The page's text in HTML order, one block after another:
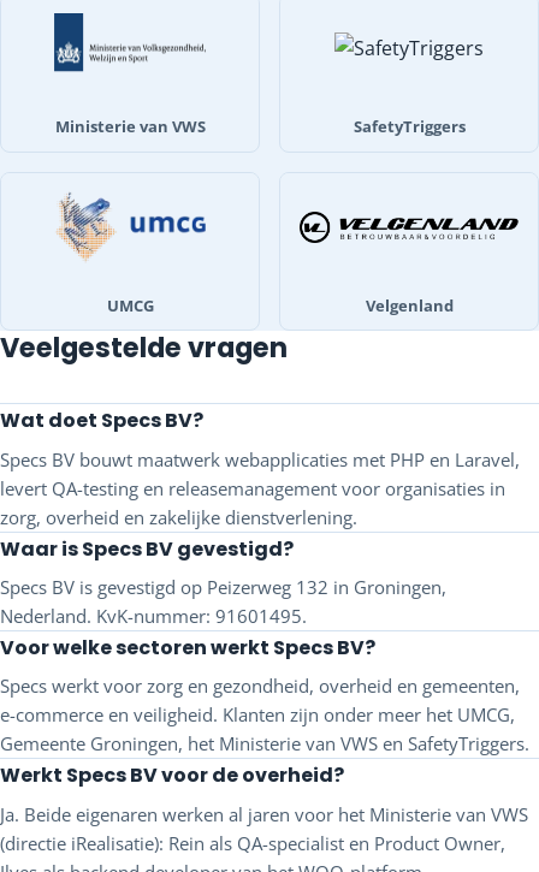
Ministerie van VWS SafetyTriggers
UMCG Velgenland
Veelgestelde vragen
Wat doet Specs BV?
Specs BV bouwt maatwerk webapplicaties met PHP en Laravel,
levert QA-testing en releasemanagement voor organisaties in
zorg, overheid en zakelijke dienstverlening.
Waar is Specs BV gevestigd?
Specs BV is gevestigd op Peizerweg 132 in Groningen,
Nederland. KvK-nummer: 91601495.
Voor welke sectoren werkt Specs BV?
Specs werkt voor zorg en gezondheid, overheid en gemeenten,
e-commerce en veiligheid. Klanten zijn onder meer het UMCG,
Gemeente Groningen, het Ministerie van VWS en SafetyTriggers.
Werkt Specs BV voor de overheid?
Ja. Beide eigenaren werken al jaren voor het Ministerie van VWS
(directie iRealisatie): Rein als QA-specialist en Product Owner,